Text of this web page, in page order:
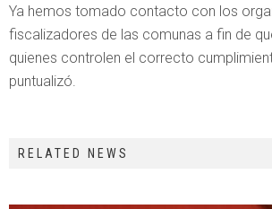
Ya hemos tomado contacto con los
fiscalizadores de las comunas a fin de
quienes controlen el correcto
puntualizó.
RELATED NEWS